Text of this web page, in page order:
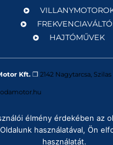
HAJTÓMŰVEK
Kft. ❒ 2142 Nagytarcsa, Szilas
Now Kft.
Adatvédelmi tájékoztató
élmény érdekében az
használatával, Ön
használatát.